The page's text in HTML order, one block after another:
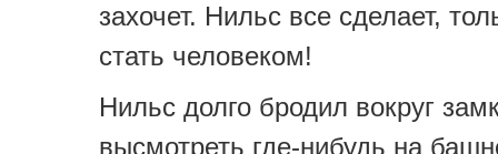
захочет. Нильс все сделает,
стать человеком!
Нильс долго бродил вокруг
высмотреть где-нибудь на